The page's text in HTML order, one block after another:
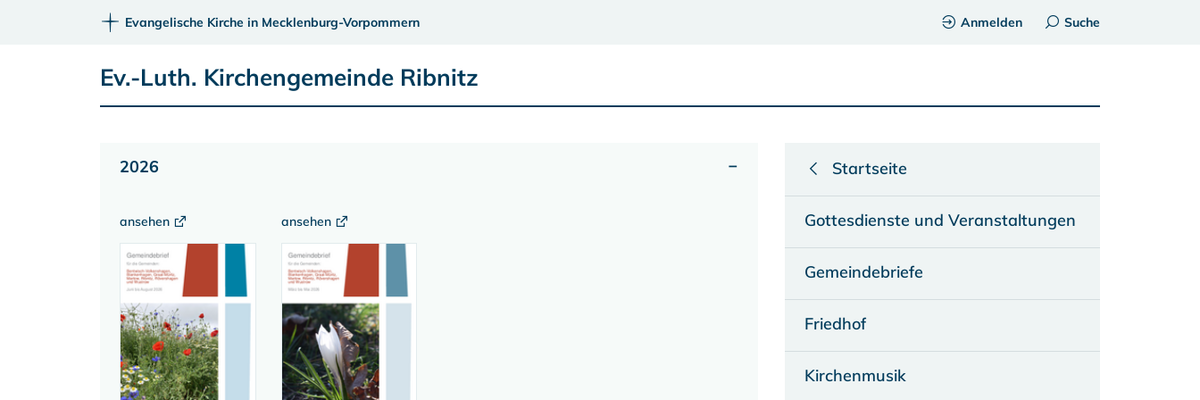
Evangelische Kirche in Mecklenburg-Vorpommern Anmelden Suche
Ev.-Luth. Kirchengemeinde Ribnitz
2026
ansehen ansehen
Startseite
Gottesdienste und Veranstaltungen
Gemeindebriefe
Friedhof
Kirchenmusik